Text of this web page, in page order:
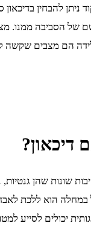
ניתן להבחין
של הסביבה ממנו.
הם מצבים שקשה
דיכאון?
שונות שהן
הוא ללכת
יכולים לסייע